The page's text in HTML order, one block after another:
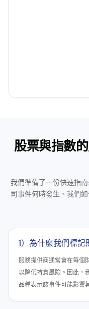
股票與指數
我們準備了一份快速指
司事件何時發生、我們
1）為什麼我們標記
服務提供商通常會在每個
以降低持倉風險。因此，
品種表示該事件可能影響